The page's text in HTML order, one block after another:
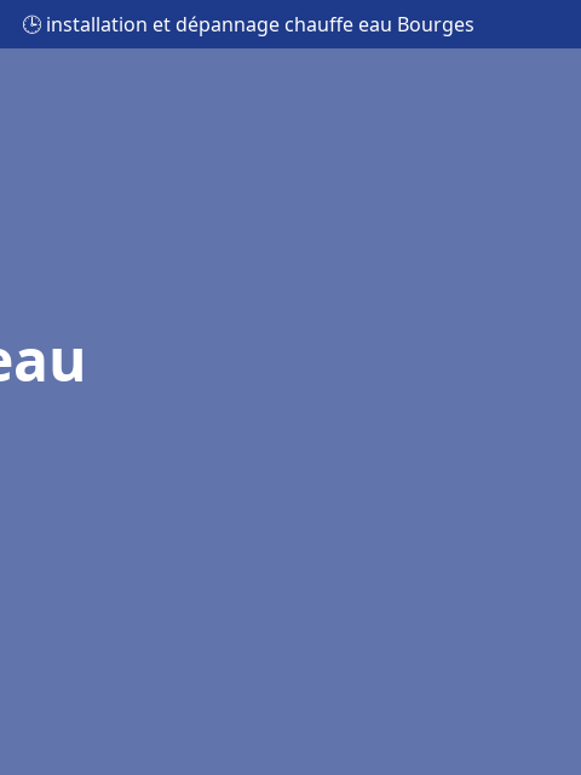
🕒 installation et dépannage chauffe eau Bourges